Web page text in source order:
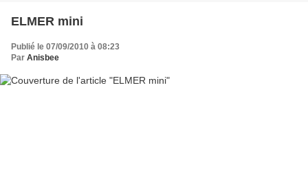
ELMER mini
Publié le 07/09/2010 à 08:23
Par Anisbee